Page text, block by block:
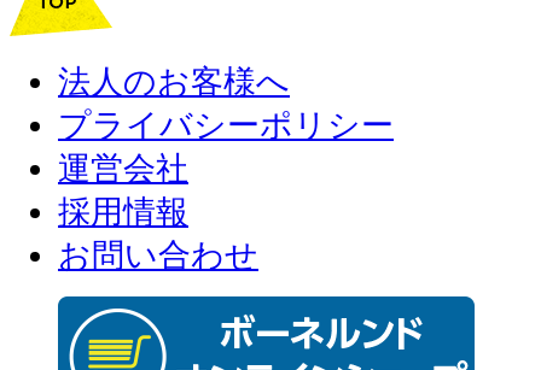
法人のお客様へ
プライバシーポリシー
運営会社
採用情報
お問い合わせ